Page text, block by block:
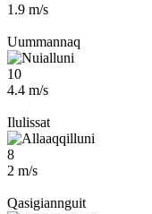
1.9 m/s
Uummannaq
10
4.4 m/s
Ilulissat
8
2 m/s
Qasigiannguit